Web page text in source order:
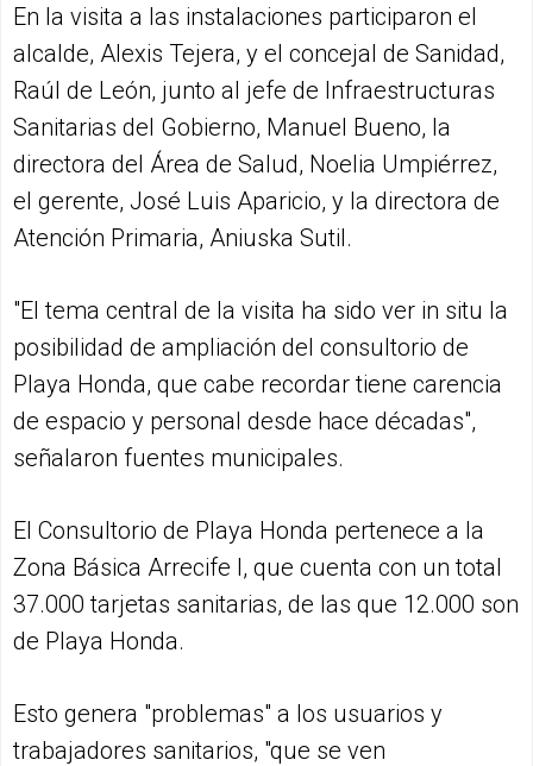
En la visita a las instalaciones participaron el
alcalde, Alexis Tejera, y el concejal de Sanidad,
Raúl de León, junto al jefe de Infraestructuras
Sanitarias del Gobierno, Manuel Bueno, la
directora del Área de Salud, Noelia Umpiérrez,
el gerente, José Luis Aparicio, y la directora de
Atención Primaria, Aniuska Sutil.
"El tema central de la visita ha sido ver in situ la
posibilidad de ampliación del consultorio de
Playa Honda, que cabe recordar tiene carencia
de espacio y personal desde hace décadas",
señalaron fuentes municipales.
El Consultorio de Playa Honda pertenece a la
Zona Básica Arrecife I, que cuenta con un total
37.000 tarjetas sanitarias, de las que 12.000 son
de Playa Honda.
Esto genera "problemas" a los usuarios y
trabajadores sanitarios, "que se ven